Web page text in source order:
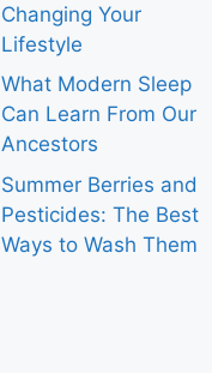
Changing Your
Lifestyle
What Modern Sleep
Can Learn From Our
Ancestors
Summer Berries and
Pesticides: The Best
Ways to Wash Them